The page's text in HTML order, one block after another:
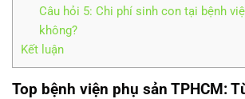
Câu hỏi 5: Chi phí sinh con tại bệnh
không?
Kết luận
Top bệnh viện phụ sản TPHCM: